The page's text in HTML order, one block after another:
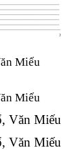
Miếu
Miếu​​​​
Văn Miếu​​​​
Văn Miếu​​​​